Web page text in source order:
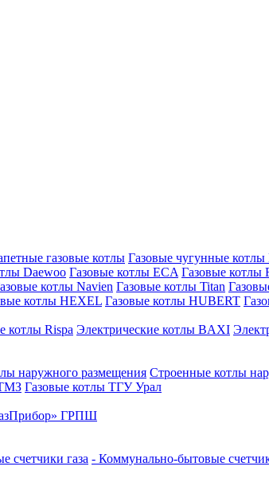
газовые котлы Газовые чугунные котлы
Daewoo Газовые котлы ECA Газовые котлы
котлы Navien Газовые котлы Titan
котлы HEXEL Газовые котлы HUBERT
котлы Rispa Электрические котлы BAXI
наружного размещения Строенные котлы
Газовые котлы ТГУ Урал
ГРПШ
счетчики газа - Коммунально-бытовые